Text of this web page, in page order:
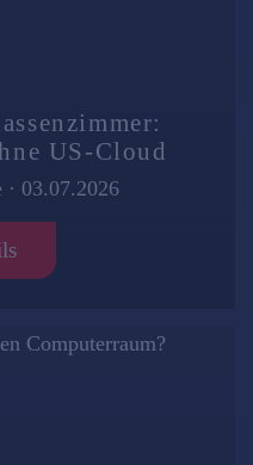
US-Cloud
· 03.07.2026